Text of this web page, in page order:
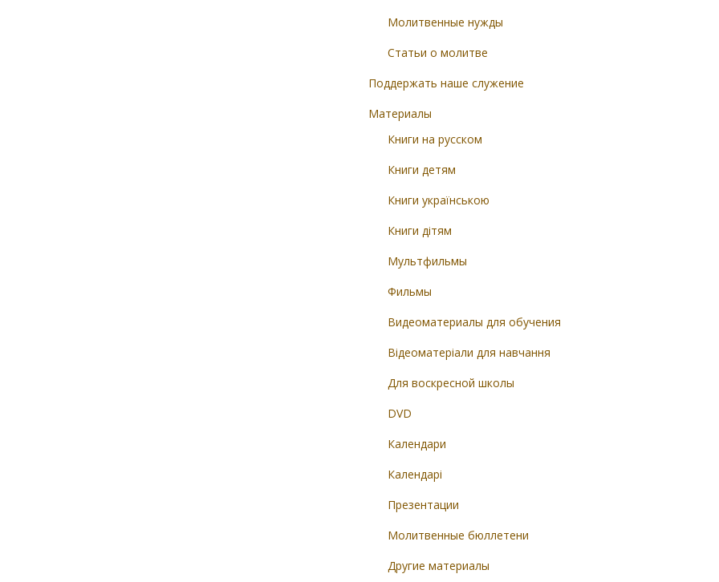
Молитвенные нужды
Статьи о молитве
Поддержать наше служение
Материалы
Книги на русском
Книги детям
Книги українською
Книги дітям
Мультфильмы
Фильмы
Видеоматериалы для обучения
Відеоматеріали для навчання
Для воскресной школы
DVD
Календари
Календарі
Презентации
Молитвенные бюллетени
Другие материалы